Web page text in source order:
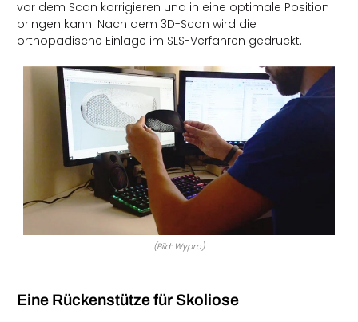
vor dem Scan korrigieren und in eine optimale Position
bringen kann. Nach dem 3D-Scan wird die
orthopädische Einlage im SLS-Verfahren gedruckt.
(Bild: Wypro)
Eine Rückenstütze für Skoliose